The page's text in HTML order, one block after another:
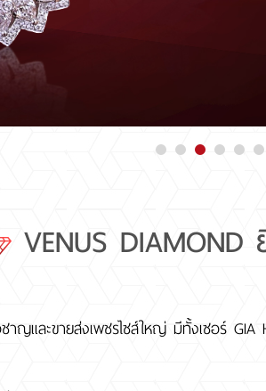
VENUS
ชาญและขายส่งเพชรไซส์ใหญ่ มีทั้งเซอร์